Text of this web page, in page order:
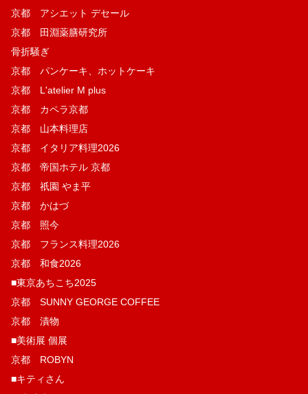
京都 アシエット デセール
京都 田淵薬膳研究所
骨折騒ぎ
京都 パンケーキ、ホットケーキ
京都 L'atelier M plus
京都 カペラ京都
京都 山本料理店
京都 イタリア料理2026
京都 帝国ホテル 京都
京都 祇園 やま平
京都 かはづ
京都 照今
京都 フランス料理2026
京都 和食2026
■東京あちこち2025
京都 SUNNY GEORGE COFFEE
京都 漬物
■美術展 個展
京都 ROBYN
■キティさん